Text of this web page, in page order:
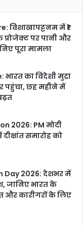
बायोटेक कंपनी की
की मोटोसेप के दो सैंपल
क्वालिटी
पाइपेरासिलिन के सैंपल
दवा, सोलन स्थित जेएम
कंपनी में
कंपनी की संक्रमण की
दर्द की दवा स्टे हैप्पी
विशाखापट्टनम में ₹1
पर पानी और
पूरा मामला
का विदेशी मुद्रा
पहुंचा, छह महीने में
2026: PM मोदी
समारोह को
Day 2026: देशभर में
जानिए भारत के
और कारीगरों के लिए